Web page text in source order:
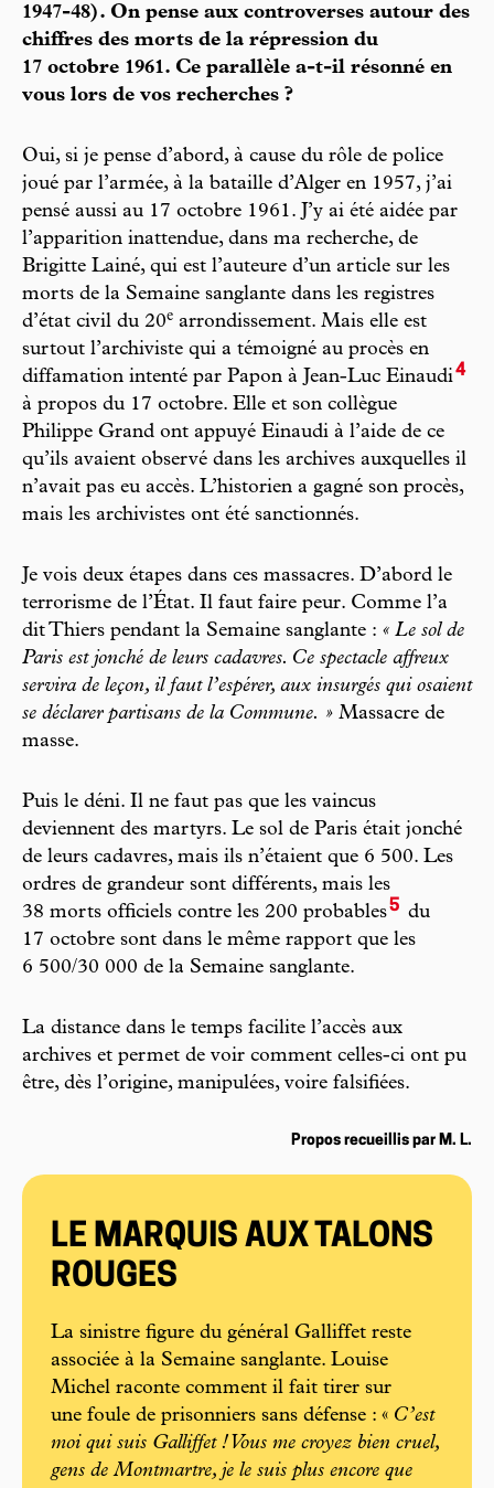
1947-48). On pense aux controverses autour des
chiffres des morts de la répression du
17 octobre 1961. Ce parallèle a-t-il résonné en
vous lors de vos recherches ?
Oui, si je pense d’abord, à cause du rôle de police
joué par l’armée, à la bataille d’Alger en 1957, j’ai
pensé aussi au 17 octobre 1961. J’y ai été aidée par
l’apparition inattendue, dans ma recherche, de
Brigitte Lainé, qui est l’auteure d’un article sur les
morts de la Semaine sanglante dans les registres
d’état civil du 20e arrondissement. Mais elle est
surtout l’archiviste qui a témoigné au procès en
diffamation intenté par Papon à Jean-Luc Einaudi4
à propos du 17 octobre. Elle et son collègue
Philippe Grand ont appuyé Einaudi à l’aide de ce
qu’ils avaient observé dans les archives auxquelles il
n’avait pas eu accès. L’historien a gagné son procès,
mais les archivistes ont été sanctionnés.
Je vois deux étapes dans ces massacres. D’abord le
terrorisme de l’État. Il faut faire peur. Comme l’a
dit Thiers pendant la Semaine sanglante : « Le sol de
Paris est jonché de leurs cadavres. Ce spectacle affreux
servira de leçon, il faut l’espérer, aux insurgés qui osaient
se déclarer partisans de la Commune. » Massacre de
masse.
Puis le déni. Il ne faut pas que les vaincus
deviennent des martyrs. Le sol de Paris était jonché
de leurs cadavres, mais ils n’étaient que 6 500. Les
ordres de grandeur sont différents, mais les
38 morts officiels contre les 200 probables5 du
17 octobre sont dans le même rapport que les
6 500/30 000 de la Semaine sanglante.
La distance dans le temps facilite l’accès aux
archives et permet de voir comment celles-ci ont pu
être, dès l’origine, manipulées, voire falsifiées.
Propos recueillis par M. L.
LE MARQUIS AUX TALONS
ROUGES
La sinistre figure du général Galliffet reste
associée à la Semaine sanglante. Louise
Michel raconte comment il fait tirer sur
une foule de prisonniers sans défense : « C’est
moi qui suis Galliffet ! Vous me croyez bien cruel,
gens de Montmartre, je le suis plus encore que